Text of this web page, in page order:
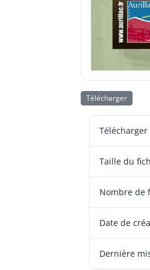
Télécharger
Télécharger
Taille du
Nombre de
Date de
Dernière